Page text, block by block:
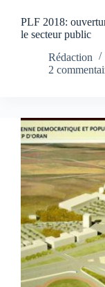
PLF 2018:
le secteur public
Rédaction
2